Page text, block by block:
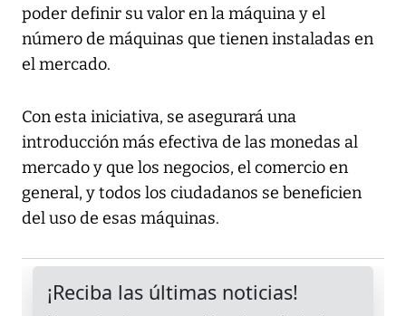
poder definir su valor en la máquina y el
número de máquinas que tienen instaladas en
el mercado.
Con esta iniciativa, se asegurará una
introducción más efectiva de las monedas al
mercado y que los negocios, el comercio en
general, y todos los ciudadanos se beneficien
del uso de esas máquinas.